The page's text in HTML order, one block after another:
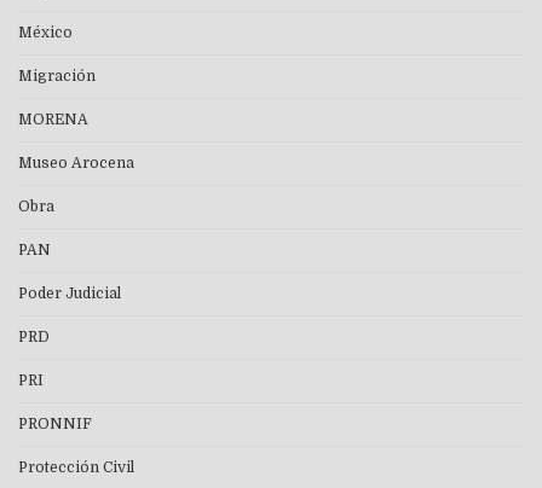
México
Migración
MORENA
Museo Arocena
Obra
PAN
Poder Judicial
PRD
PRI
PRONNIF
Protección Civil